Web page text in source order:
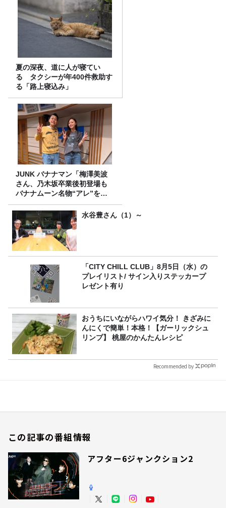
夏の深夜、道に人が寝てい
る タクシーが年400件救助す
る「路上寝込み」
JUNK バナナマン「梅澤美波
さん、乃木坂卒業後初登場も
バナナムーン名物“アレ”を喰
らう」
水谷豊さん（1）～
「CITY CHILL CLUB」8月5日（水）の
プレイリスト/ サイン入りステッカープ
レゼント有り
おうちにいながらハワイ気分！ きざみに
んにくで簡単！本格！【ガーリックシュ
リンプ】 桃屋のかんたんレシピ
Recommended by
この記事の番組情報
アフター6ジャンクション2